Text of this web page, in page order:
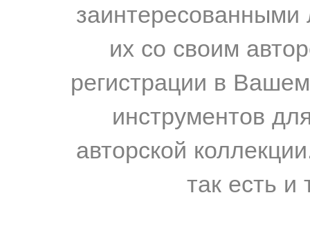
их со своим
регистрации в
инструментов
авторской
так есть и